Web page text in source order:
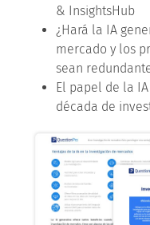
& InsightsHub
¿Hará la IA
mercado y los
sean
El papel de la
década de